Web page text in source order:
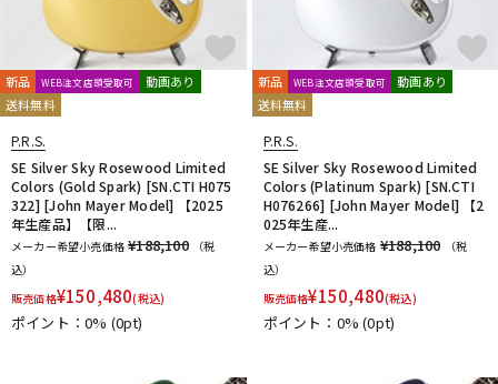
新品 WEB注文店頭受取可
動画あり
送料無料
P.R.S.
SE Silver Sky Rosewood Limited
Colors (Gold Spark) [SN.CTI H075
322] [John Mayer Model] 【2025
年生産品】【限...
メーカー希望小売価格 ¥188,100
（税
込）
販売価格¥150,480(税込)
ポイント：0% (0pt)
新品 WEB注文店頭受取可
動画あり
送料無料
P.R.S.
SE Silver Sky Rosewood Limited
Colors (Platinum Spark) [SN.CTI
H076266] [John Mayer Model] 【2
025年生産...
メーカー希望小売価格 ¥188,100
（税
込）
販売価格¥150,480(税込)
ポイント：0%(0pt)